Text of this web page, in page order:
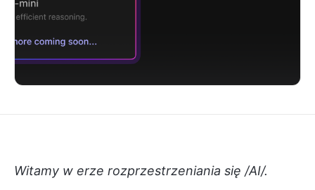
Witamy w erze rozprzestrzeniania się /AI/.